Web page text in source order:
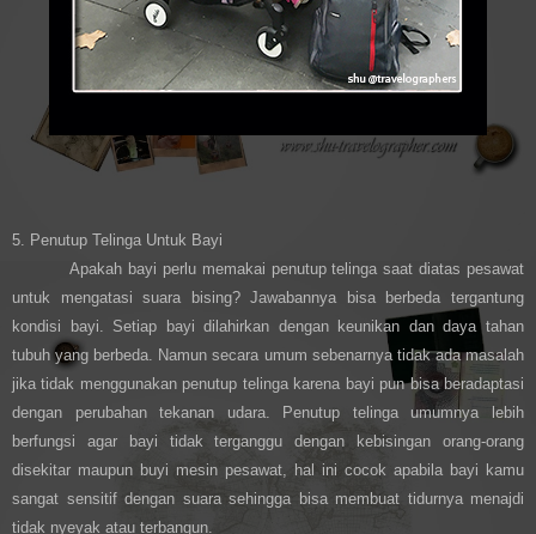
5. Penutup Telinga Untuk Bayi
Apakah bayi perlu memakai penutup telinga saat diatas pesawat
untuk mengatasi suara bising? Jawabannya bisa berbeda tergantung
kondisi bayi. Setiap bayi dilahirkan dengan keunikan dan daya tahan
tubuh yang berbeda. Namun secara umum sebenarnya tidak ada masalah
jika tidak menggunakan penutup telinga karena bayi pun bisa beradaptasi
dengan perubahan tekanan udara. Penutup telinga umumnya lebih
berfungsi agar bayi tidak terganggu dengan kebisingan orang-orang
disekitar maupun buyi mesin pesawat, hal ini cocok apabila bayi kamu
sangat sensitif dengan suara sehingga bisa membuat tidurnya menajdi
tidak nyeyak atau terbangun.